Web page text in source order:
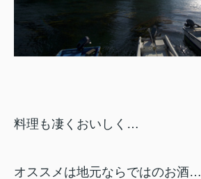
料理も凄くおいしく…
オススメは地元ならではのお酒…